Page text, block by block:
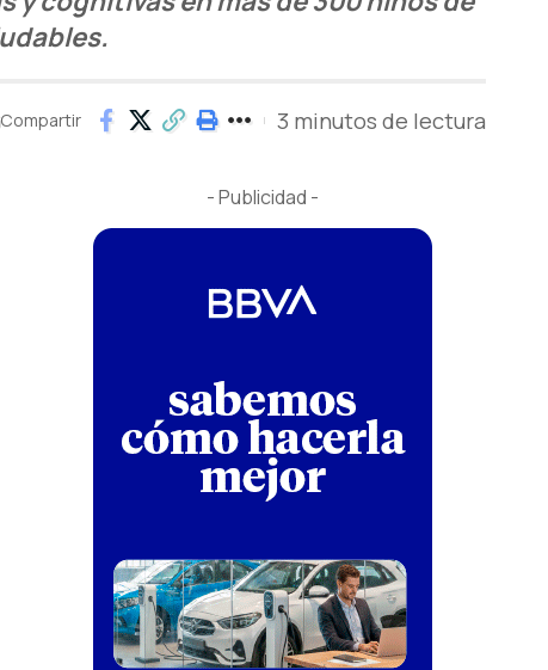
Compartir 3 minutos de lectura
- Publicidad -